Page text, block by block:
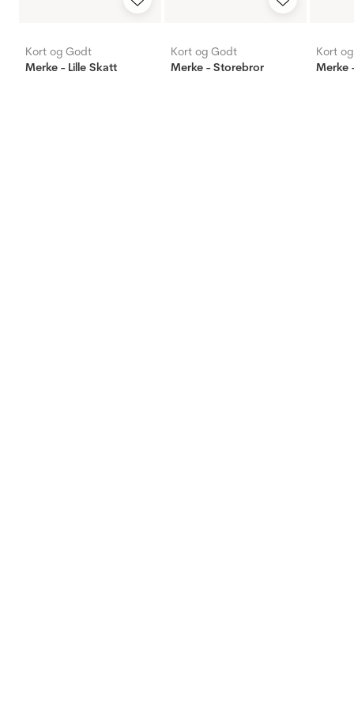
Kort og Godt
Merke - Lille Skatt
Kort og Godt
Merke - Storebror
Kort
Merke